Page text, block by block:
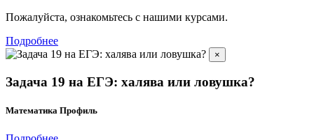
Пожалуйста, ознакомьтесь с нашими курсами.
Подробнее
×
Задача 19 на ЕГЭ: халява или ловушка?
Математика Профиль